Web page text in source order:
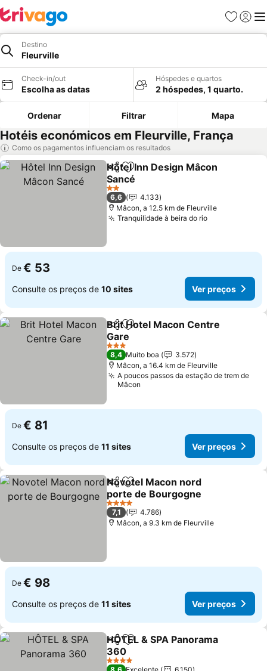
Favoritos
Iniciar
Destino
Fleurville
Check-in/out
Escolha as datas
Hóspedes e quartos
2 hóspedes, 1 quarto.
Ordenar Filtrar Mapa
Hotéis económicos em Fleurville, França
Como os pagamentos influenciam os resultados
PartilharAdicionar aos favoritos
Hôtel Inn Design Mâcon
Sancé
2 Estrelas
6,6
4.133
Mâcon, a 12.5 km de Fleurville
Tranquilidade à beira do rio
De € 53
Consulte os preços de 10 sites Ver preços
PartilharAdicionar aos favoritos
Brit Hotel Macon Centre
Gare
3 Estrelas
8,4 Muito boa
3.572
Mâcon, a 16.4 km de Fleurville
A poucos passos da estação de trem de
Mâcon
De € 81
Consulte os preços de 11 sites Ver preços
PartilharAdicionar aos favoritos
Novotel Macon nord
porte de Bourgogne
4 Estrelas
7,1
4.786
Mâcon, a 9.3 km de Fleurville
De € 98
Consulte os preços de 11 sites Ver preços
PartilharAdicionar aos favoritos
HÔTEL & SPA Panorama
360
4 Estrelas